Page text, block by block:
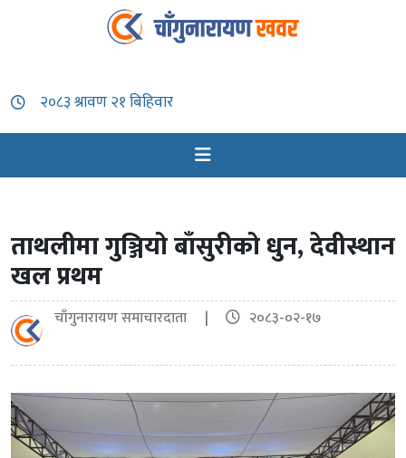
ताथलीमा गुञ्जियो बाँसुरीको धुन, देवीस्थान
खल प्रथम
चाँगुनारायण समाचारदाता | २०८३-०२-१७